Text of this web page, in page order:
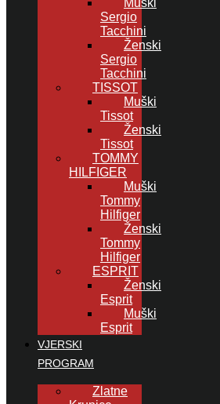
Muški
Sergio
Tacchini
Ženski
Sergio
Tacchini
TISSOT
Muški
Tissot
Ženski
Tissot
TOMMY
HILFIGER
Muški
Tommy
Hilfiger
Ženski
Tommy
Hilfiger
ESPRIT
Ženski
Esprit
Muški
Esprit
VJERSKI
PROGRAM
Zlatne